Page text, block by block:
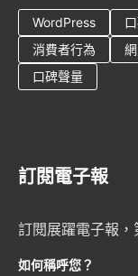
WordPress
消費者行為
口碑聲量
訂閱電子報
訂閱展躍電子報，
如何稱呼您？